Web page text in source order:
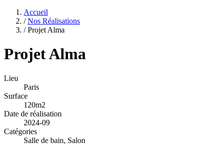
Accueil
/ Nos Réalisations
/ Projet Alma
Projet Alma
Lieu
Paris
Surface
120m2
Date de réalisation
2024-09
Catégories
Salle de bain, Salon